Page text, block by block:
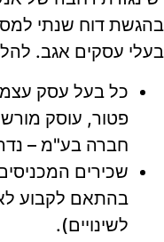
בהגשת דוח שנתי למס
בעלי עסקים אגב.
כל בעל עסק
פטור, עוסק
חברה בע"מ –
שכירים
בהתאם לקבוע
לשינויים).